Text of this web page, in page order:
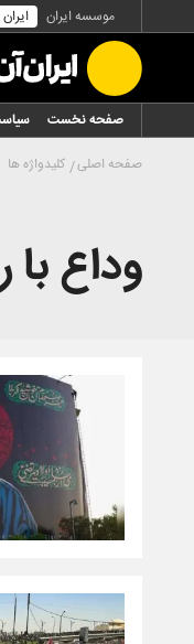
موسسه ایران
صفحه نخست
صفحه اصلی کلیدواژه ها
وداع با